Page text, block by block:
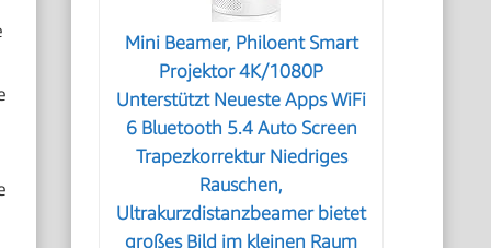
Mini Beamer, Philoent Smart
Projektor 4K/1080P
Unterstützt Neueste Apps WiFi
6 Bluetooth 5.4 Auto Screen
Trapezkorrektur Niedriges
Rauschen,
Ultrakurzdistanzbeamer bietet
großes Bild im kleinen Raum